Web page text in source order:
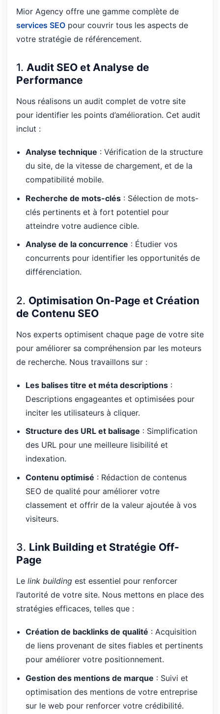
Mior Agency offre une gamme complète de
services SEO pour couvrir tous les aspects de
votre stratégie de référencement.
1. Audit SEO et Analyse de
Performance
Nous réalisons un audit complet de votre site
pour identifier les points d’amélioration. Cet audit
inclut :
Analyse technique : Vérification de la structure
du site, de la vitesse de chargement, et de la
compatibilité mobile.
Recherche de mots-clés : Sélection de mots-
clés pertinents et à fort potentiel pour
atteindre votre audience cible.
Analyse de la concurrence : Étudier vos
concurrents pour identifier les opportunités de
différenciation.
2. Optimisation On-Page et Création
de Contenu SEO
Nos experts optimisent chaque page de votre site
pour améliorer sa compréhension par les moteurs
de recherche. Nous travaillons sur :
Les balises titre et méta descriptions :
Descriptions engageantes et optimisées pour
inciter les utilisateurs à cliquer.
Structure des URL et balisage : Simplification
des URL pour une meilleure lisibilité et
indexation.
Contenu optimisé : Rédaction de contenus
SEO de qualité pour améliorer votre
classement et offrir de la valeur ajoutée à vos
visiteurs.
3. Link Building et Stratégie Off-
Page
Le link building est essentiel pour renforcer
l’autorité de votre site. Nous mettons en place des
stratégies efficaces, telles que :
Création de backlinks de qualité : Acquisition
de liens provenant de sites fiables et pertinents
pour améliorer votre positionnement.
Gestion des mentions de marque : Suivi et
optimisation des mentions de votre entreprise
sur le web pour renforcer votre crédibilité.